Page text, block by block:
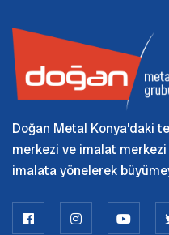
Doğan Metal Konya’daki
merkezi ve imalat
imalata yönelerek